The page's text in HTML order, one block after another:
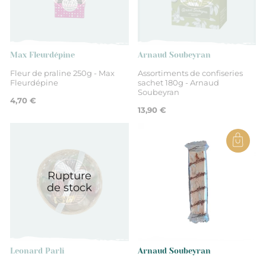
Max Fleurdépine
Fleur de praline 250g - Max
Fleurdépine
4,70 €
Arnaud Soubeyran
Assortiments de confiseries
sachet 180g - Arnaud
Soubeyran
13,90 €
Rupture
de stock
Leonard Parli Arnaud Soubeyran